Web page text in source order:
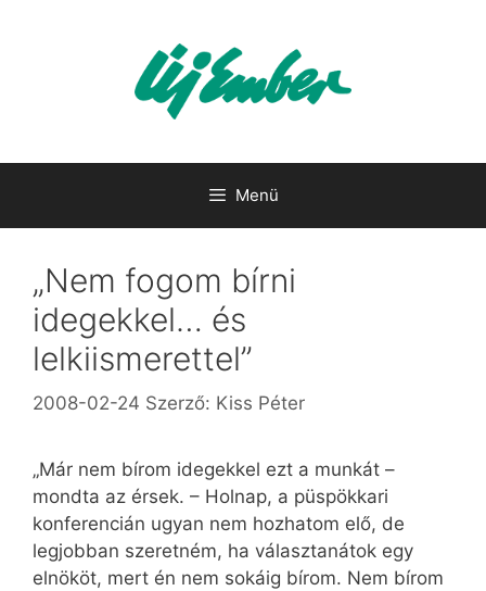
Menü
„Nem fogom bírni
idegekkel… és
lelkiismerettel”
2008-02-24 Szerző: Kiss Péter
„Már nem bírom idegekkel ezt a munkát –
mondta az érsek. – Holnap, a püspökkari
konferencián ugyan nem hozhatom elő, de
legjobban szeretném, ha választanátok egy
elnököt, mert én nem sokáig bírom. Nem bírom